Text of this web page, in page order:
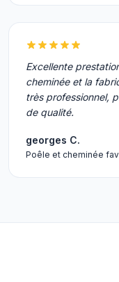
Excellente
cheminée et la
très professionnel,
de qualité.
georges C.
Poêle et cheminée